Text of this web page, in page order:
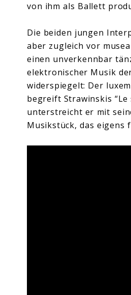
von ihm als Ballett
Die beiden jungen
aber zugleich vor
einen unverkennbar
elektronischer Musik
widerspiegelt: Der
begreift Strawinskis
unterstreicht er mit
Musikstück, das eigens